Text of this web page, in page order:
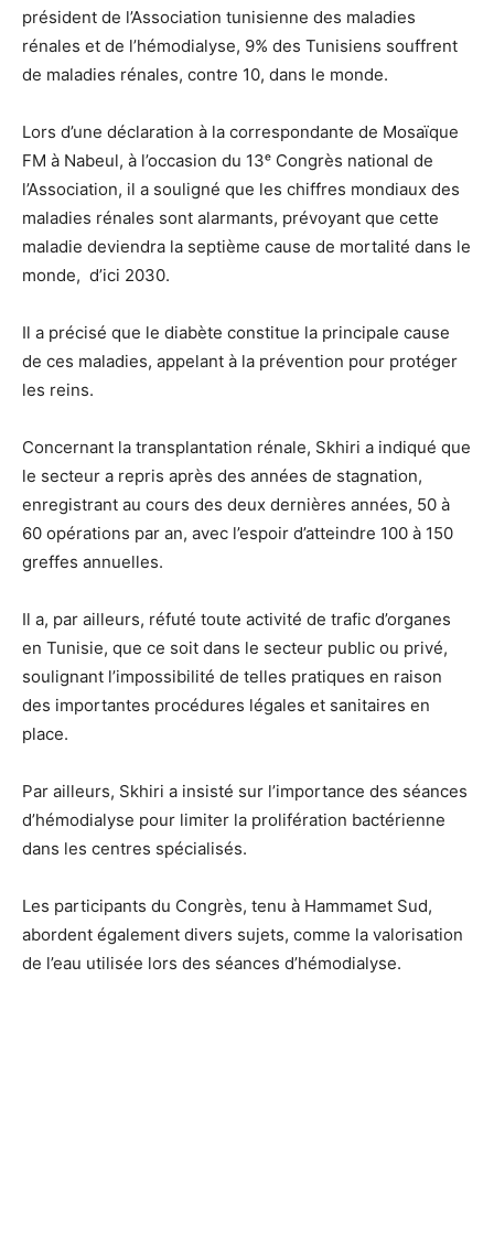
président de l’Association tunisienne des maladies
rénales et de l’hémodialyse, 9% des Tunisiens souffrent
de maladies rénales, contre 10, dans le monde.
Lors d’une déclaration à la correspondante de Mosaïque
FM à Nabeul, à l’occasion du 13ᵉ Congrès national de
l’Association, il a souligné que les chiffres mondiaux des
maladies rénales sont alarmants, prévoyant que cette
maladie deviendra la septième cause de mortalité dans le
monde, d’ici 2030.
Il a précisé que le diabète constitue la principale cause
de ces maladies, appelant à la prévention pour protéger
les reins.
Concernant la transplantation rénale, Skhiri a indiqué que
le secteur a repris après des années de stagnation,
enregistrant au cours des deux dernières années, 50 à
60 opérations par an, avec l’espoir d’atteindre 100 à 150
greffes annuelles.
Il a, par ailleurs, réfuté toute activité de trafic d’organes
en Tunisie, que ce soit dans le secteur public ou privé,
soulignant l’impossibilité de telles pratiques en raison
des importantes procédures légales et sanitaires en
place.
Par ailleurs, Skhiri a insisté sur l’importance des séances
d’hémodialyse pour limiter la prolifération bactérienne
dans les centres spécialisés.
Les participants du Congrès, tenu à Hammamet Sud,
abordent également divers sujets, comme la valorisation
de l’eau utilisée lors des séances d’hémodialyse.